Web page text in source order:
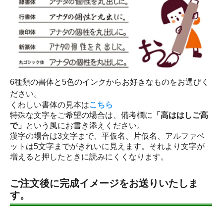
6種類の書体と5色のインクからお好きなものをお選びく
ださい。
くわしい書体の見本はこちら
特殊な文字をご希望の場合は、備考欄に
「高ははしご高
で」 という風にお書き添えください。
漢字の場合は3文字まで、平仮名、片仮名、アルファベ
ットは5文字までがきれいに見えます。それより文字が
増えると押したときに読みにくくなります。
ご注文後に完成イメージをお送りいたしま
す。